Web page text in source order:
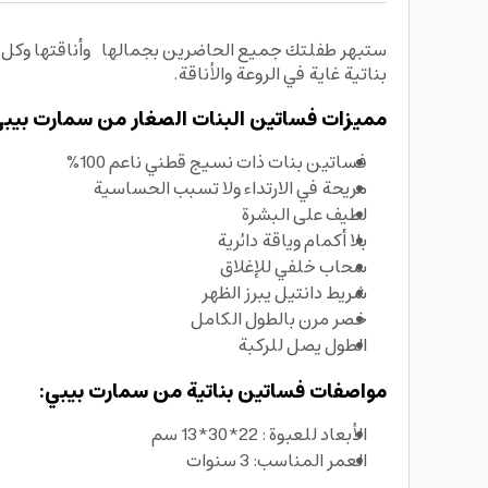
بناتية غاية في الروعة والأناقة.
مميزات فساتين البنات الصغار من سمارت
فساتين بنات ذات نسيج قطني ناعم 100%
مريحة في الارتداء ولا تسبب الحساسية
لطيف على البشرة
بلا أكمام وياقة دائرية
سحاب خلفي للإغلاق
شريط دانتيل يبرز الظهر
خصر مرن بالطول الكامل
الطول يصل للركبة
مواصفات فساتين بناتية من سمارت بيبي:
الأبعاد للعبوة : 22*30*13 سم
العمر المناسب: 3 سنوات